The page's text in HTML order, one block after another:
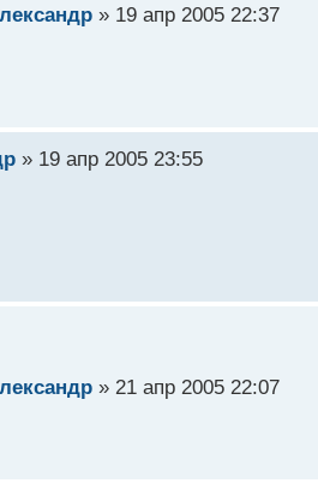
» 19 апр 2005 22:37
» 19 апр 2005 23:55
» 21 апр 2005 22:07